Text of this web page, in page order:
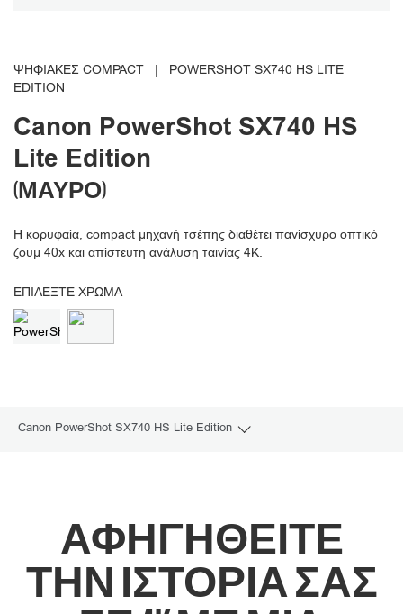
ΨΗΦΙΑΚΈΣ COMPACT |
POWERSHOT SX740 HS LITE
EDITION
Canon PowerShot SX740 HS
Lite Edition
(ΜΑΎΡΟ)
Η κορυφαία, compact μηχανή τσέπης διαθέτει πανίσχυρο οπτικό
ζουμ 40x και απίστευτη ανάλυση ταινίας 4K.
ΕΠΙΛΈΞΤΕ ΧΡΏΜΑ
Canon PowerShot SX740 HS Lite Edition
Toggle breadcrumbs
ΑΦΗΓΗΘΕΊΤΕ
ΤΗΝ ΙΣΤΟΡΊΑ ΣΑΣ